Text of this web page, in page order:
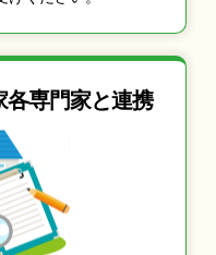
各専門家と連携